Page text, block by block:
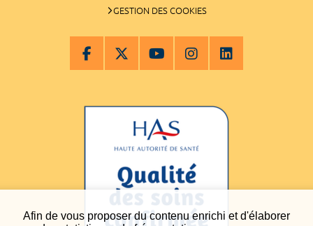
Afin de vous proposer du contenu enrichi et d'élaborer
GESTION DES COOKIES